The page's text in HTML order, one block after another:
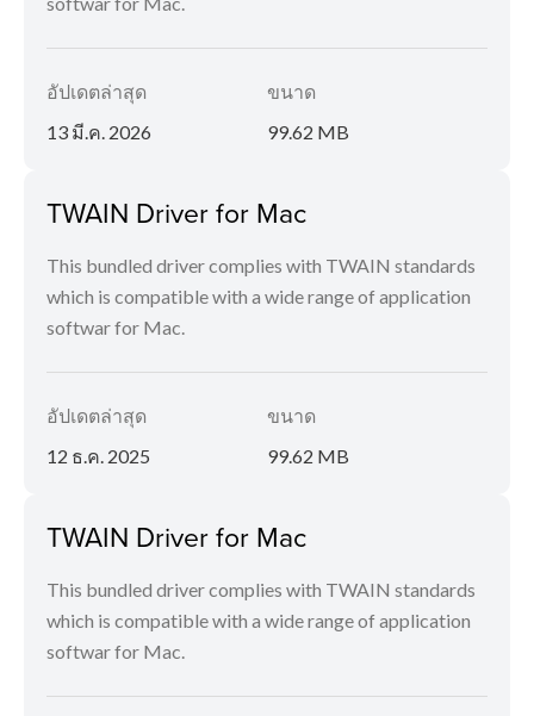
อัปเดตล่าสุด
13 มี.ค. 2026
ขนาด
99.62 MB
TWAIN Driver for Mac
This bundled driver complies with TWAIN standards
which is compatible with a wide range of application
softwar for Mac.
อัปเดตล่าสุด
12 ธ.ค. 2025
ขนาด
99.62 MB
TWAIN Driver for Mac
This bundled driver complies with TWAIN standards
which is compatible with a wide range of application
softwar for Mac.